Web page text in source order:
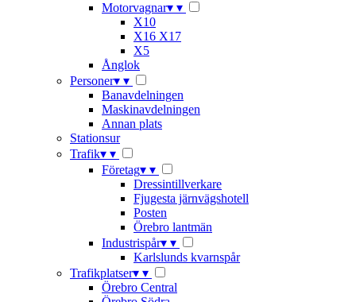
Motorvagnar▾ ▾
X10
X16 X17
X5
Ånglok
Personer▾ ▾
Banavdelningen
Maskinavdelningen
Annan plats
Stationsur
Trafik▾ ▾
Företag▾ ▾
Dressintillverkare
Fjugesta järnvägshotell
Posten
Örebro lantmän
Industrispår▾ ▾
Karlslunds kvarnspår
Trafikplatser▾ ▾
Örebro Central